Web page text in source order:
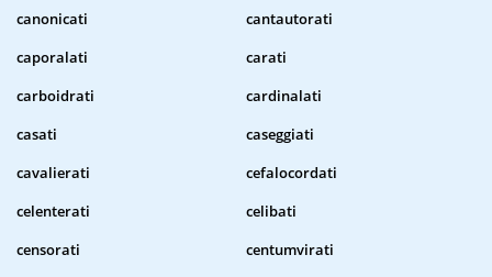
canonicati
cantautorati
caporalati
carati
carboidrati
cardinalati
casati
caseggiati
cavalierati
cefalocordati
celenterati
celibati
censorati
centumvirati